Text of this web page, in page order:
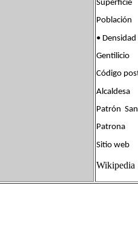
•
Código
Alcaldesa
Patrón
Patrona
Sitio web
Wikipedia